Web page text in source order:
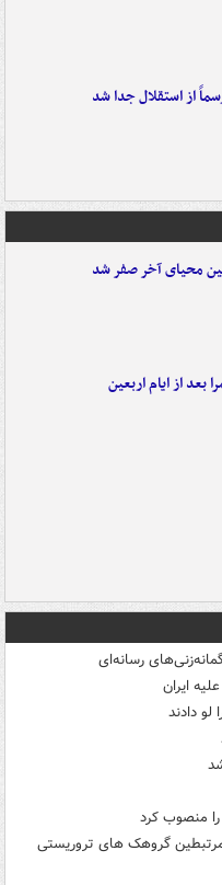
از استقلال جدا شد
محیای آخر صفر شد
بعد از ایام اربعین
رسانه‌ای
ایران
دادند
را منصوب کرد